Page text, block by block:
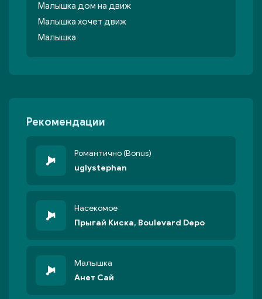
Малышка дом на движ
Малышка хочет движ
Малышка
Рекомендации
Романтично (Bonus)
uglystephan
Насекомое
Прыгай Киска, Boulevard Depo
Малышка
Анет Сай